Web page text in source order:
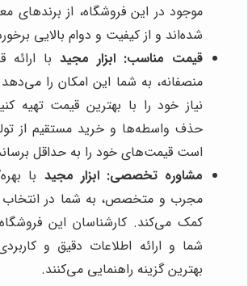
موجود در این فروشگاه، از برندهای
شده‌اند و از کیفیت و دوام بالایی
قیمت مناسب: ابزار مجید با
منصفانه، به شما این امکان را
نیاز خود را با بهترین قیمت تهیه
حذف واسطه‌ها و خرید مستقیم از
است قیمت‌های خود را به حداقل
مشاوره تخصصی: ابزار مجید با
مجرب و متخصص، به شما در
کمک می‌کند. کارشناسان این
شما و ارائه اطلاعات دقیق و
بهترین گزینه راهنمایی می‌کنند.